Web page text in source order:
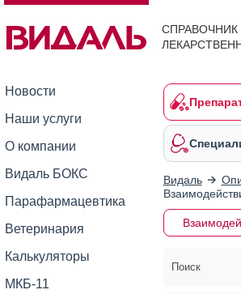
СПРАВОЧНИК
Новости
Наши услуги
О компании
Видаль БОКС
Парафармацевтика
Ветеринария
Калькуляторы
МКБ-11
Видаль
Поиск